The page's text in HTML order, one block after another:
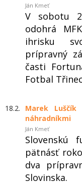
Ján Kmeť
V sobotu
odohrá
ihrisku
prípravný
časti
Fotbal
18.2.
Marek
náhradníkmi
Ján Kmeť
Slovenskú
pätnásť
dva
Slovinska.